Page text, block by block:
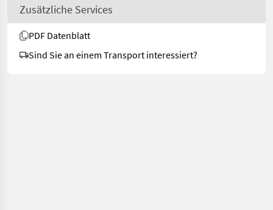
Zusätzliche Services
PDF Datenblatt
Sind Sie an einem Transport interessiert?